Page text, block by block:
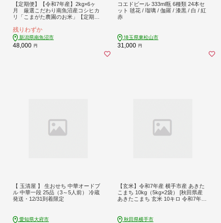
【定期便】【令和7年産】2kg×6ヶ
月 厳選こだわり南魚沼産コシヒカ
リ「こまがた農園のお米」【定期便
コシヒカリ 魚沼産 新潟米 産地直送
お米 米 こめ コメ ご飯 御飯 ごはん】
残りわずか
新潟県南魚沼市
48,000 円
コエドビール 333ml瓶 6種類 24本セ
ット 毬花 / 瑠璃 / 伽羅 / 漆黒 / 白 / 紅
赤
埼玉県東松山市
31,000 円
【 玉清屋 】 生おせち 中華オードブ
ル 中華一段 25品（3～5人前） 冷蔵
発送・12/31到着限定
愛知県大府市
【玄米】令和7年産 横手市産 あきた
こまち 10kg（5kg×2袋） [秋田県産
あきたこまち 玄米 10キロ 令和7年産
秋田県横手市